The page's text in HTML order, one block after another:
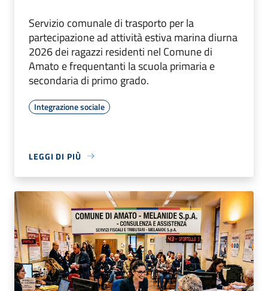
Servizio comunale di trasporto per la
partecipazione ad attività estiva marina diurna
2026 dei ragazzi residenti nel Comune di
Amato e frequentanti la scuola primaria e
secondaria di primo grado.
Integrazione sociale
LEGGI DI PIÙ